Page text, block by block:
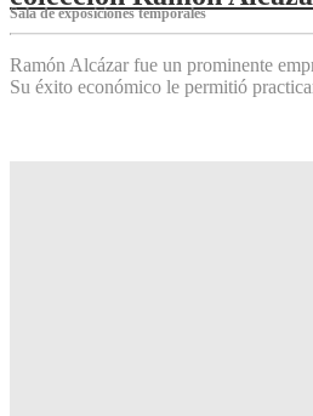
Sala de exposiciones temporales
Ramón Alcázar fue un prominente
Su éxito económico le permitió